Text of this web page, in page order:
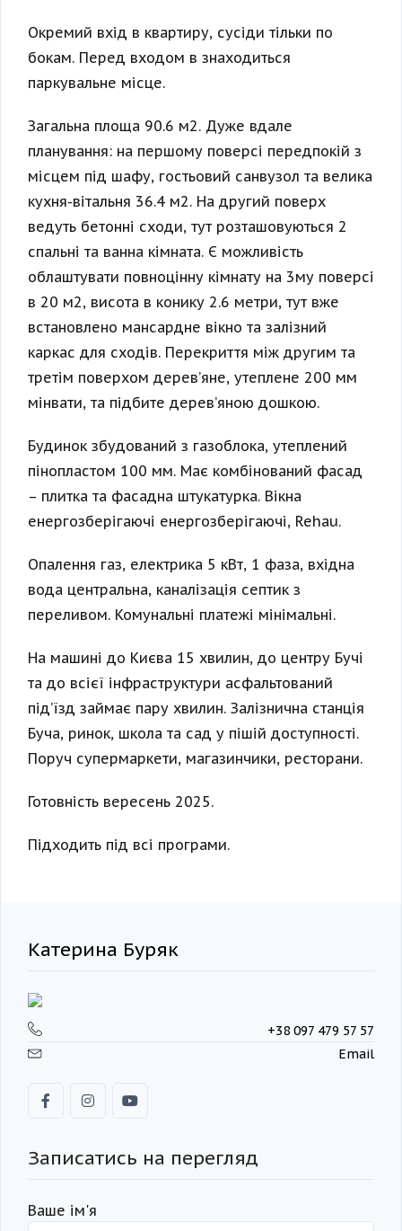
Окремий вхід в квартиру, сусіди тільки по
бокам. Перед входом в знаходиться
паркувальне місце.
Загальна площа 90.6 м2. Дуже вдале
планування: на першому поверсі передпокій з
місцем під шафу, гостьовий санвузол та велика
кухня-вітальня 36.4 м2. На другий поверх
ведуть бетонні сходи, тут розташовуються 2
спальні та ванна кімната. Є можливість
облаштувати повноцінну кімнату на 3му поверсі
в 20 м2, висота в конику 2.6 метри, тут вже
встановлено мансардне вікно та залізний
каркас для сходів. Перекриття між другим та
третім поверхом дерев’яне, утеплене 200 мм
мінвати, та підбите дерев’яною дошкою.
Будинок збудований з газоблока, утеплений
пінопластом 100 мм. Має комбінований фасад
– плитка та фасадна штукатурка. Вікна
енергозберігаючі енергозберігаючі, Rehau.
Опалення газ, електрика 5 кВт, 1 фаза, вхідна
вода центральна, каналізація септик з
переливом. Комунальні платежі мінімальні.
На машині до Києва 15 хвилин, до центру Бучі
та до всієї інфраструктури асфальтований
під’їзд займає пару хвилин. Залізнична станція
Буча, ринок, школа та сад у пішій доступності.
Поруч супермаркети, магазинчики, ресторани.
Готовність вересень 2025.
Підходить під всі програми.
Катерина Буряк
+38 097 479 57 57
Email
Записатись на перегляд
Ваше ім'я